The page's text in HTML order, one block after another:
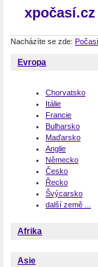
xpočasí.cz
Nacházíte se zde: Počasí
Evropa
Chorvatsko
Itálie
Francie
Bulharsko
Maďarsko
Anglie
Německo
Česko
Řecko
Švýcarsko
další země ...
Afrika
Asie